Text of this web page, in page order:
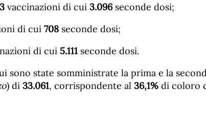
vaccinazioni di cui 3.096seconde dosi;
di cui 708 seconde dosi;
di cui 5.111 seconde dosi.
sono state somministrate la prima e la
) di 33.061, corrispondente al 36,1% di coloro